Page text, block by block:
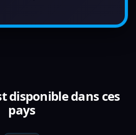
disponible dans ces
pays